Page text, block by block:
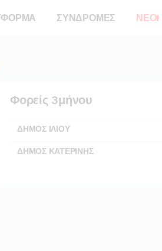
ΣΥΝΔΡΟΜΕΣ ΝΕΟ!
Φορείς 3μήνου
ΔΗΜΟΣ ΙΛΙΟΥ
ΔΗΜΟΣ ΚΑΤΕΡΙΝΗΣ